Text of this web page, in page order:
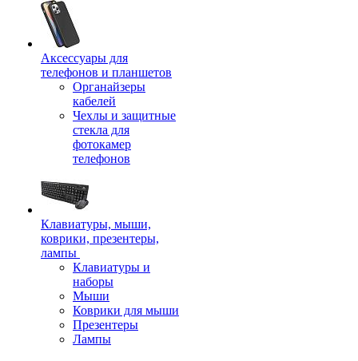
Аксессуары для
телефонов и планшетов
Органайзеры
кабелей
Чехлы и защитные
стекла для
фотокамер
телефонов
Клавиатуры, мыши,
коврики, презентеры,
лампы
Клавиатуры и
наборы
Мыши
Коврики для мыши
Презентеры
Лампы